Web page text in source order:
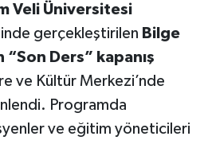
Veli Üniversitesi
gerçekleştirilen Bilge
“Son Ders” kapanış
ve Kültür Merkezi’nde
Programda
ve eğitim yöneticileri